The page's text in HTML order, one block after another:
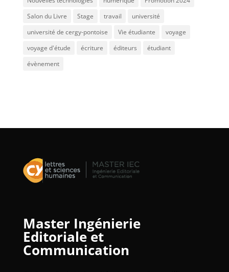
Salon du Livre
Stage travail
université
université de cergy-pontoise
Vie étudiante
voyage
voyage d'étude
écriture éditeurs
étudiant
évènement
Master Ingénierie
Editoriale et
Communication